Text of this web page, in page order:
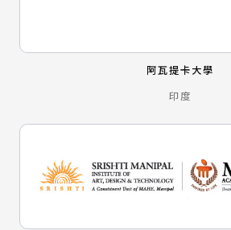
阿瓦提卡大學
印度